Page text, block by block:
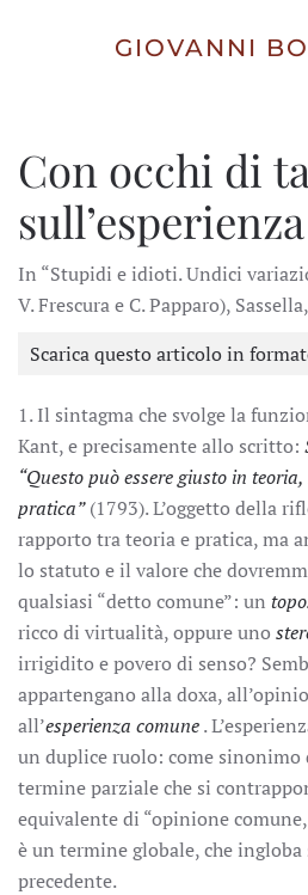
Skip to main content
GIOVANNI
Con occhi di
sull’esperienza
In “Stupidi e idioti. Undici
V. Frescura e C. Papparo),
Scarica questo articolo in
1. Il sintagma che svolge la
Kant, e precisamente allo scritto:
“Questo può essere giusto in
pratica”(1793). L’oggetto della
rapporto tra teoria e pratica, ma
lo statuto e il valore che
qualsiasi “detto comune”: un
ricco di virtualità, oppure uno
irrigidito e povero di senso?
appartengano alla doxa,
all’esperienza comune.
un duplice ruolo: come sinonimo
termine parziale che si
equivalente di “opinione
è un termine globale, che ingloba
precedente.